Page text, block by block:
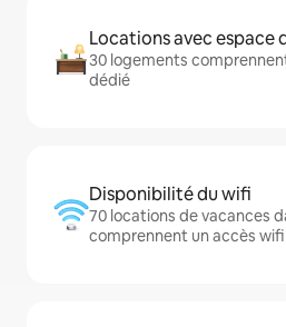
Locations avec espace
30 logements
dédié
Disponibilité du wifi
70 locations de vacances
comprennent un accès wifi